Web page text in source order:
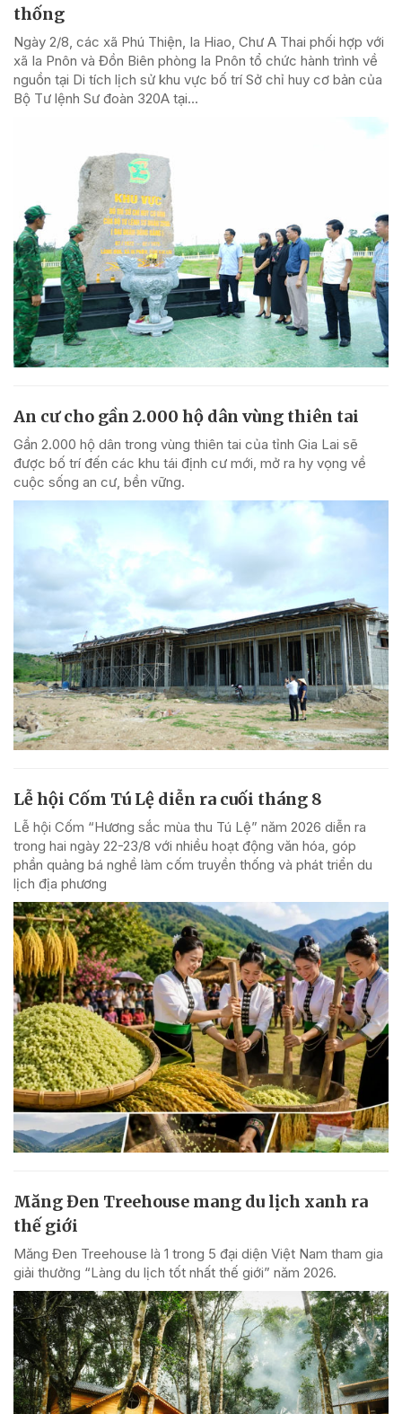
thống
Ngày 2/8, các xã Phú Thiện, Ia Hiao, Chư A Thai phối hợp với
xã Ia Pnôn và Đồn Biên phòng Ia Pnôn tổ chức hành trình về
nguồn tại Di tích lịch sử khu vực bố trí Sở chỉ huy cơ bản của
Bộ Tư lệnh Sư đoàn 320A tại...
An cư cho gần 2.000 hộ dân vùng thiên tai
Gần 2.000 hộ dân trong vùng thiên tai của tỉnh Gia Lai sẽ
được bố trí đến các khu tái định cư mới, mở ra hy vọng về
cuộc sống an cư, bền vững.
Lễ hội Cốm Tú Lệ diễn ra cuối tháng 8
Lễ hội Cốm “Hương sắc mùa thu Tú Lệ” năm 2026 diễn ra
trong hai ngày 22-23/8 với nhiều hoạt động văn hóa, góp
phần quảng bá nghề làm cốm truyền thống và phát triển du
lịch địa phương
Măng Đen Treehouse mang du lịch xanh ra
thế giới
Măng Đen Treehouse là 1 trong 5 đại diện Việt Nam tham gia
giải thưởng “Làng du lịch tốt nhất thế giới” năm 2026.